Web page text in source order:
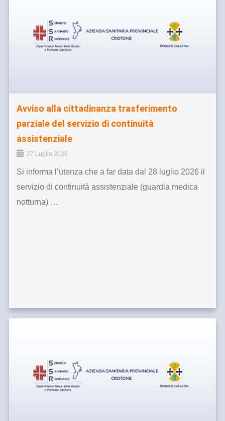
Avviso alla cittadinanza trasferimento
parziale del servizio di continuità
assistenziale
27 Luglio 2026
Si informa l’utenza che a far data dal 28 luglio 2026 il
servizio di continuità assistenziale (guardia medica
notturna) …